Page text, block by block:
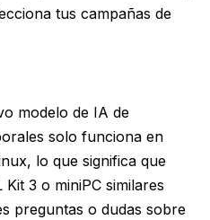
tus campañas de
modelo de IA de
solo funciona en
lo que significa que
3 o miniPC similares
preguntas o dudas sobre